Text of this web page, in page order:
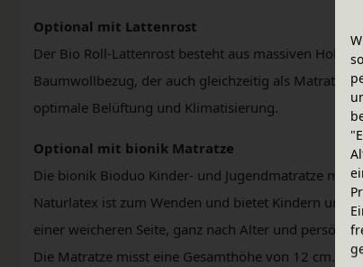
Optional mit Lattenrost
Der Bio Roll-Lattenrost besteht aus massiven
Baumwollbezug, der auch gleichzeitig als
optimale Belüftung und Klimatisierung.
Optional mit bionik Matratze
Die bionik Bioduo Kinder- und Jugendmatratze mit
Naturlatex ist zum Wenden und bietet Kindern und
einer weicheren Seite, ganz nach Alter und
Die Matratze misst eine Gesamthöhe von 12 cm.